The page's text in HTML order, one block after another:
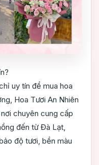
uy tín để mua hoa
Hoa Tươi An Nhiên
chuyên cung cấp
đến từ Đà Lạt,
độ tươi, bền màu